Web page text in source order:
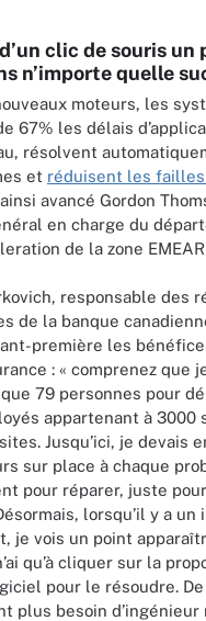
clic de souris un
n’importe quelle
moteurs, les
67% les délais
résolvent
et réduisent les
avancé Gordon
en charge du
de la zone
responsable des
de la banque
première les
: « comprenez que
79 personnes pour
appartenant à 3000
Jusqu’ici, je devais
sur place à chaque
pour réparer, juste
lorsqu’il y a un
je vois un point
qu’à cliquer sur la
pour le résoudre. De
plus besoin d’ingénieur